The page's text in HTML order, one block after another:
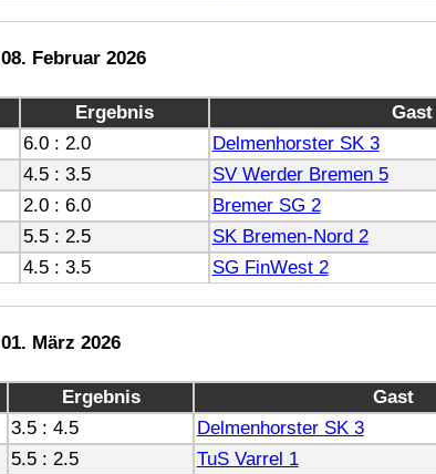
08. Februar 2026
Ergebnis Gast
6.0 : 2.0 Delmenhorster SK 3
4.5 : 3.5 SV Werder Bremen 5
2.0 : 6.0 Bremer SG 2
5.5 : 2.5 SK Bremen-Nord 2
4.5 : 3.5 SG FinWest 2
01. März 2026
Ergebnis Gast
3.5 : 4.5 Delmenhorster SK 3
5.5 : 2.5 TuS Varrel 1